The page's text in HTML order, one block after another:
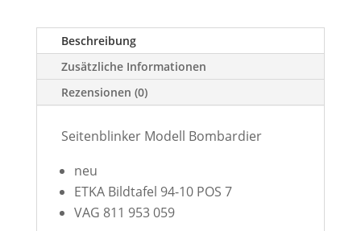
Beschreibung
Zusätzliche Informationen
Rezensionen (0)
Seitenblinker Modell Bombardier
neu
ETKA Bildtafel 94-10 POS 7
VAG 811 953 059